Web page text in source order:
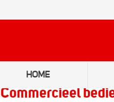
HOME
Commercieel